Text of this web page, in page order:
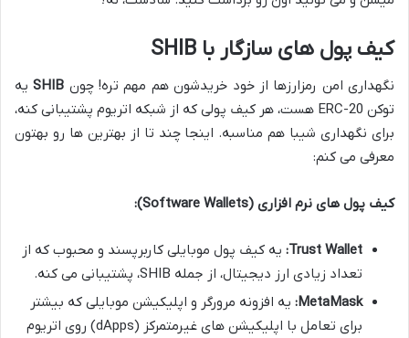
کیف پول های سازگار با SHIB
نگهداری امن رمزارزها از خود خریدشون هم مهم تره! چون SHIBیه
توکن ERC-20 هست، هر کیف پولی که از شبکه اتریوم پشتیبانی کنه،
برای نگهداری شیبا هم مناسبه. اینجا چند تا از بهترین ها رو بهتون
معرفی می کنم:
کیف پول های نرم افزاری (Software Wallets):
Trust Wallet: یه کیف پول موبایلی کاربرپسند و محبوب که از
تعداد زیادی ارز دیجیتال، از جمله SHIB، پشتیبانی می کنه.
MetaMask: یه افزونه مرورگر و اپلیکیشن موبایلی که بیشتر
برای تعامل با اپلیکیشن های غیرمتمرکز (dApps) روی اتریوم